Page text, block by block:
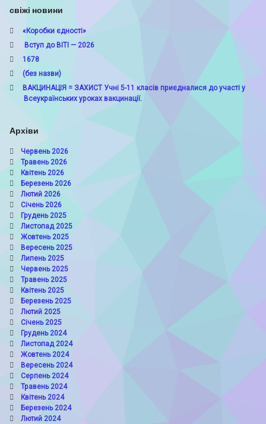
свіжі новини
«Коробки єдності»
Вступ до ВІТІ — 2026
1678
(без назви)
ВАКЦИНАЦІЯ = ЗАХИСТ Учні 5-11 класів приєдналися до участі у
Всеукраїнських уроках вакцинації.
Архіви
Червень 2026
Травень 2026
Квітень 2026
Березень 2026
Лютий 2026
Січень 2026
Грудень 2025
Листопад 2025
Жовтень 2025
Вересень 2025
Липень 2025
Червень 2025
Травень 2025
Квітень 2025
Березень 2025
Лютий 2025
Січень 2025
Грудень 2024
Листопад 2024
Жовтень 2024
Вересень 2024
Серпень 2024
Травень 2024
Квітень 2024
Березень 2024
Лютий 2024